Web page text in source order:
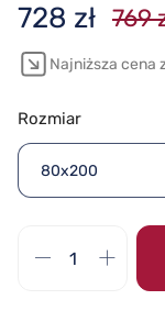
728 zł 769
Najniższa cena
Rozmiar
80x200